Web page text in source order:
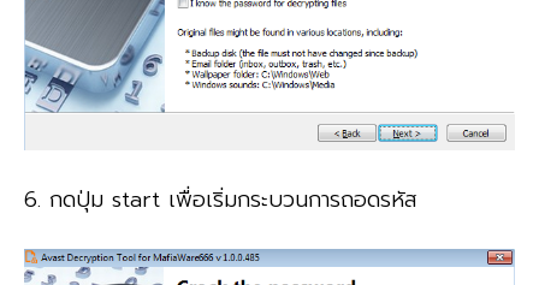
6. กดปุ่ม start เพื่อเริ่มกระบวนการถอดรหัส